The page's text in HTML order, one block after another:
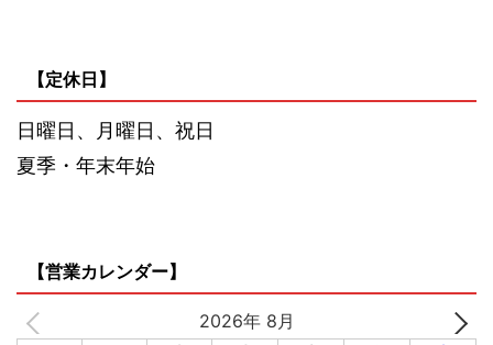
【定休日】
日曜日、月曜日、祝日
夏季・年末年始
【営業カレンダー】
2026年 8月